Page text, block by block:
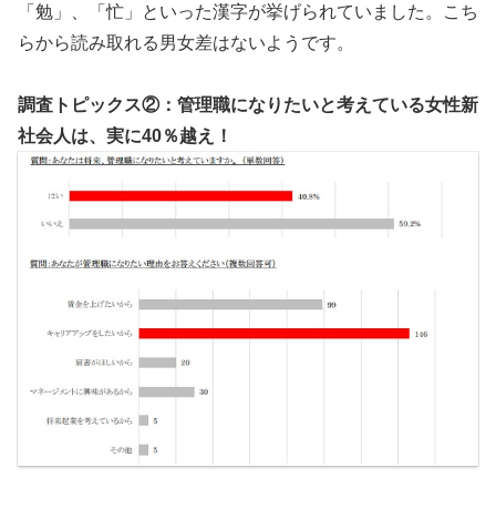
「勉」、「忙」といった漢字が挙げられていました。こち
らから読み取れる男女差はないようです。
調査トピックス②：管理職になりたいと考えている女性新
社会人は、実に40％越え！